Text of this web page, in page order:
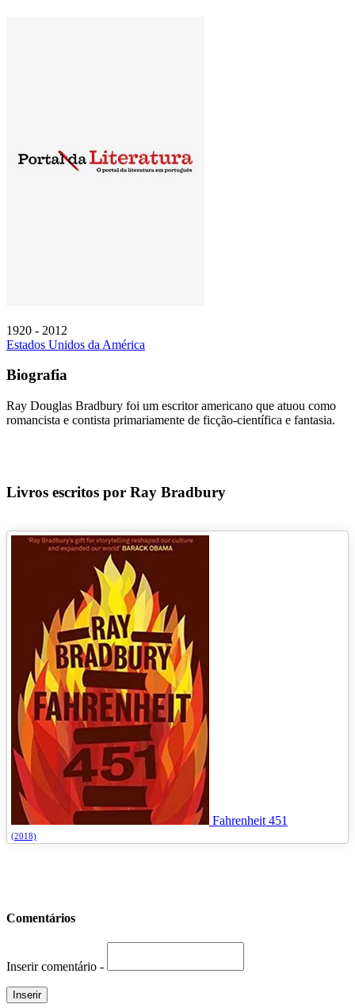
1920 - 2012
Estados Unidos da América
Biografia
Ray Douglas Bradbury foi um escritor americano que atuou como
romancista e contista primariamente de ficção-científica e fantasia.
Livros escritos por Ray Bradbury
Fahrenheit 451
(2018)
Comentários
Inserir comentário -